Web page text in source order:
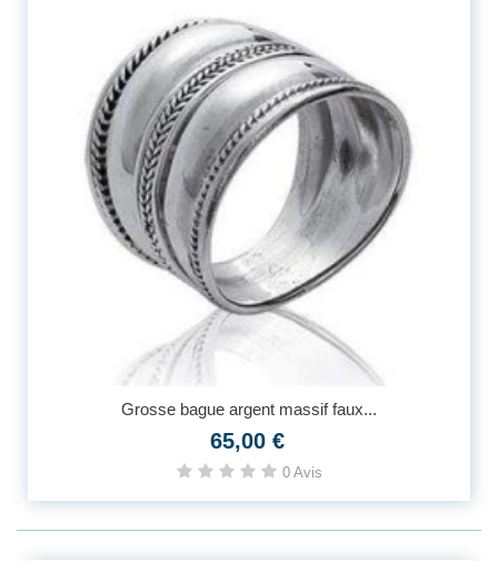
Grosse bague argent massif faux...
65,00 €
0 Avis